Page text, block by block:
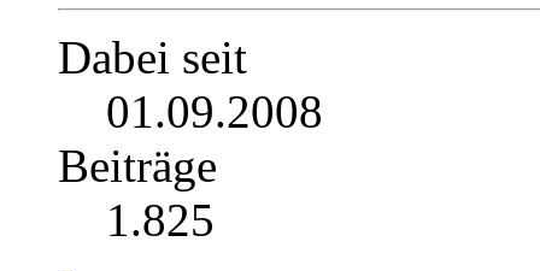
Dabei seit
01.09.2008
Beiträge
1.825